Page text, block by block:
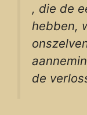
, die de
hebben,
de